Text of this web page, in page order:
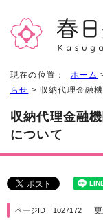
現在の位置： ホーム
らせ > 収納代理金融
収納代理金融
について
ページID 1027172